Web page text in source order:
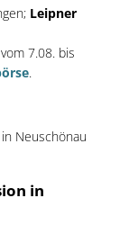
Leipner
7.08. bis
.
Neuschönau
in